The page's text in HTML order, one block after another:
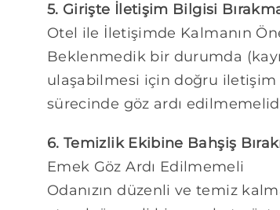
5. Girişte İletişim Bilgisi
Otel ile İletişimde Kalmanın
Beklenmedik bir durumda
ulaşabilmesi için doğru iletişim
sürecinde göz ardı
6. Temizlik Ekibine Bahşiş
Emek Göz Ardı Edilmemeli
Odanızın düzenli ve temiz